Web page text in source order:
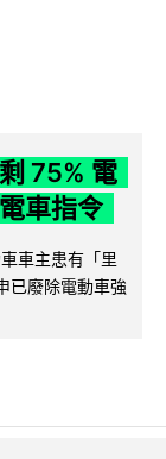
75% 電
車指令
車主患有「里
已廢除電動車強